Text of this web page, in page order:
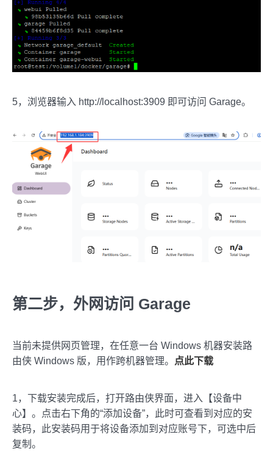
5，浏览器输入 http://localhost:3909 即可访问 Garage。
第二步，外网访问 Garage
当前未提供网页管理，在任意一台 Windows 机器安装路
由侠 Windows 版，用作跨机器管理。
点此下载
1，下载安装完成后，打开路由侠界面，进入【设备中
心】。点击右下角的“添加设备”，此时可查看到对应的安
装码，此安装码用于将设备添加到对应账号下，可选中后
复制。